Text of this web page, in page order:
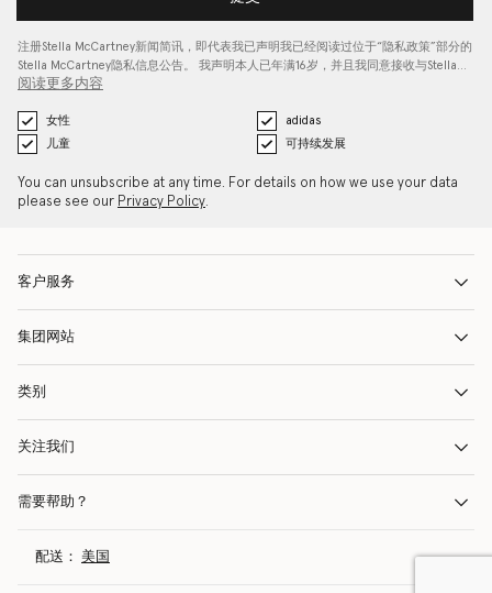
注册Stella McCartney新闻简讯，即代表我已声明我已经阅读过位于“隐私政策”部分的
Stella McCartney隐私信息公告。 我声明本人已年满16岁，并且我同意接收与Stella…
阅读更多内容
女性
adidas
儿童
可持续发展
You can unsubscribe at any time. For details on how we use your data
please see our Privacy Policy.
客户服务
集团网站
类别
关注我们
需要帮助？
配送： 美国